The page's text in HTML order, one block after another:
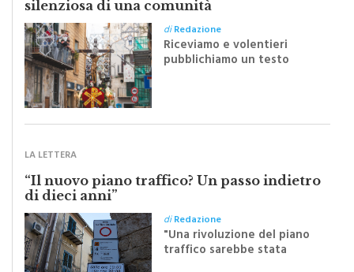
diRedazione
Riceviamo e volentieri
pubblichiamo un testo
inviato dalla scrittrice
monrealese Mariella
“Il nuovo piano traffico? Un passo indietro
di dieci anni”
"Una rivoluzione del piano
traffico sarebbe stata
efficace se preceduta da
una rivoluzione culturale"